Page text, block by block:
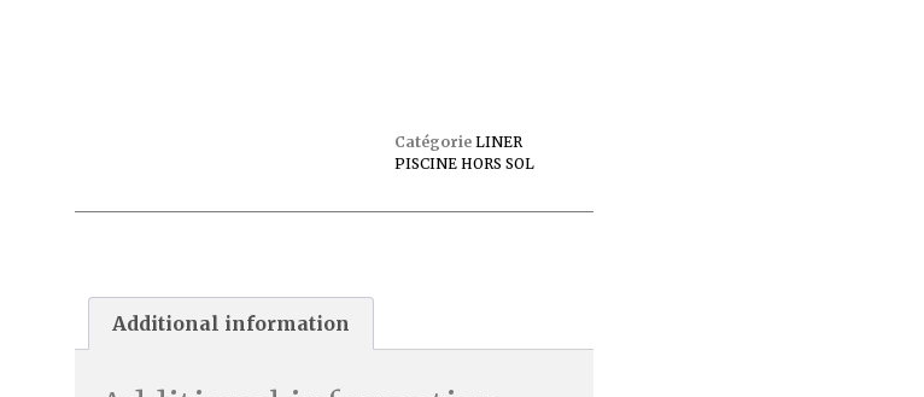
Catégorie LINER
PISCINE HORS SOL
Additional information